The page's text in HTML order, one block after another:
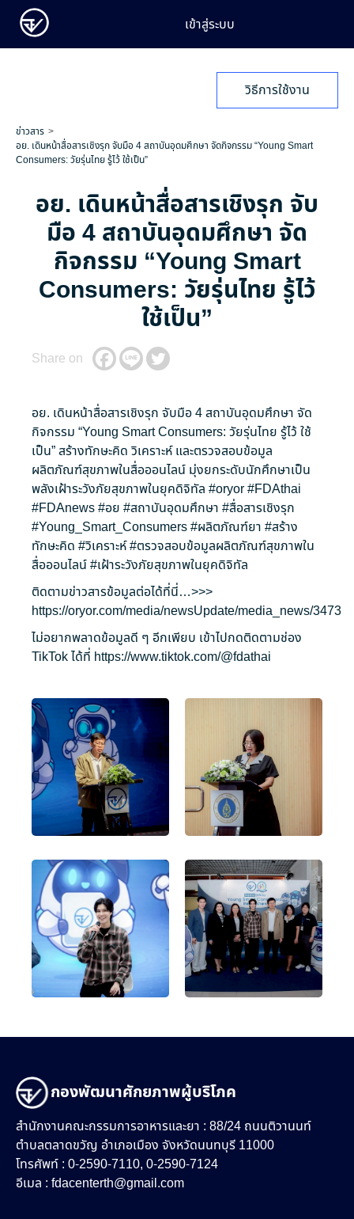
เข้าสู่ระบบ
วิธีการใช้งาน
ข่าวสาร
อย. เดินหน้าสื่อสารเชิงรุก จับมือ 4 สถาบันอุดมศึกษา จัดกิจกรรม “Young Smart
Consumers: วัยรุ่นไทย รู้ไว้ ใช้เป็น”
อย. เดินหน้าสื่อสารเชิงรุก จับ
มือ 4 สถาบันอุดมศึกษา จัด
กิจกรรม “Young Smart
Consumers: วัยรุ่นไทย รู้ไว้
ใช้เป็น”
Share on
อย. เดินหน้าสื่อสารเชิงรุก จับมือ 4 สถาบันอุดมศึกษา จัด
กิจกรรม “Young Smart Consumers: วัยรุ่นไทย รู้ไว้ ใช้
เป็น” สร้างทักษะคิด วิเคราะห์ และตรวจสอบข้อมูล
ผลิตภัณฑ์สุขภาพในสื่อออนไลน์ มุ่งยกระดับนักศึกษาเป็น
พลังเฝ้าระวังภัยสุขภาพในยุคดิจิทัล #oryor#FDAthai
#FDAnews#อย #สถาบันอุดมศึกษา #สื่อสารเชิงรุก
#Young_Smart_Consumers#ผลิตภัณฑ์ยา #สร้าง
ทักษะคิด #วิเคราะห์#ตรวจสอบข้อมูลผลิตภัณฑ์สุขภาพใน
สื่อออนไลน์#เฝ้าระวังภัยสุขภาพในยุคดิจิทัล
ติดตามข่าวสารข้อมูลต่อได้ที่นี่…>>>
https://oryor.com/media/newsUpdate/media_news/3473
ไม่อยากพลาดข้อมูลดี ๆ อีกเพียบ เข้าไปกดติดตามช่อง
TikTok ได้ที่ https://www.tiktok.com/@fdathai
กองพัฒนาศักยภาพผู้บริโภค
สำนักงานคณะกรรมการอาหารและยา : 88/24 ถนนติวานนท์
ตำบลตลาดขวัญ อำเภอเมือง จังหวัดนนทบุรี 11000
โทรศัพท์ : 0-2590-7110, 0-2590-7124
อีเมล : fdacenterth@gmail.com